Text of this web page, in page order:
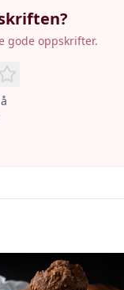
gode oppskrifter.